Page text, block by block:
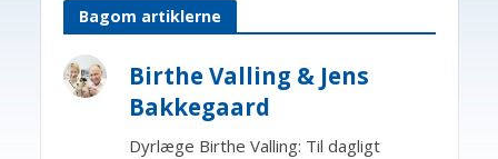
Bagom artiklerne
Birthe Valling & Jens
Bakkegaard
Dyrlæge Birthe Valling: Til dagligt